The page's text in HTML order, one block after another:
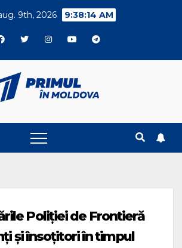
9th, 2026 9:38:15 AM
Poliției de Frontieră
și însoțitori în timpul